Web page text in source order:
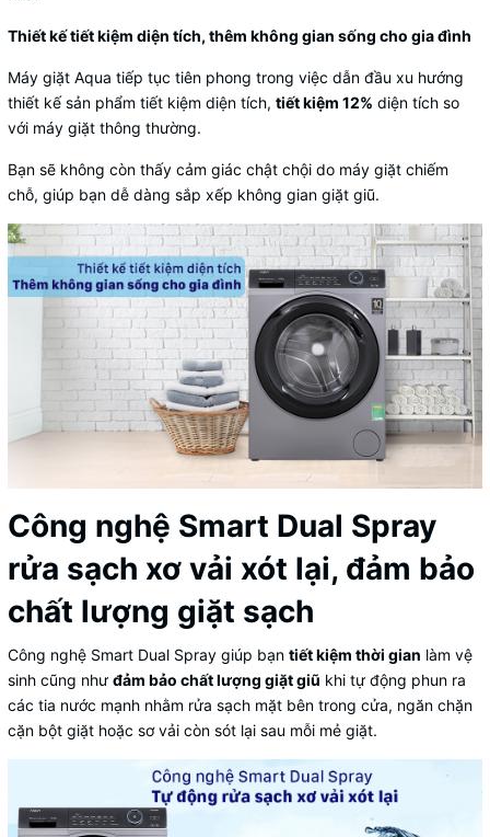
Thiết kế tiết kiệm diện tích, thêm không gian sống cho gia đình
Máy giặt Aqua tiếp tục tiên phong trong việc dẫn đầu xu hướng
thiết kế sản phẩm tiết kiệm diện tích, tiết kiệm 12% diện tích so
với máy giặt thông thường.
Bạn sẽ không còn thấy cảm giác chật chội do máy giặt chiếm
chỗ, giúp bạn dễ dàng sắp xếp không gian giặt giũ.
Công nghệ Smart Dual Spray
rửa sạch xơ vải xót lại, đảm bảo
chất lượng giặt sạch
Công nghệ Smart Dual Spray giúp bạn tiết kiệm thời gian làm vệ
sinh cũng như đảm bảo chất lượng giặt giũ khi tự động phun ra
các tia nước mạnh nhằm rửa sạch mặt bên trong cửa, ngăn chặn
cặn bột giặt hoặc sơ vải còn sót lại sau mỗi mẻ giặt.